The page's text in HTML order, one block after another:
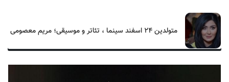
متولدین ۲۴ اسفند سینما ، تئاتر و موسیقی؛ مریم معصومی